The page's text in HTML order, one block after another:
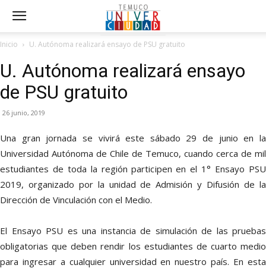
Inicio U. Autónoma realizará ensayo de PSU gratuito
U. Autónoma realizará ensayo
de PSU gratuito
26 junio, 2019
Una gran jornada se vivirá este sábado 29 de junio en la
Universidad Autónoma de Chile de Temuco, cuando cerca de mil
estudiantes de toda la región participen en el 1° Ensayo PSU
2019, organizado por la unidad de Admisión y Difusión de la
Dirección de Vinculación con el Medio.
El Ensayo PSU es una instancia de simulación de las pruebas
obligatorias que deben rendir los estudiantes de cuarto medio
para ingresar a cualquier universidad en nuestro país. En esta